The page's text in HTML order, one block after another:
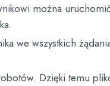
można
we wszystkich
Dzięki temu